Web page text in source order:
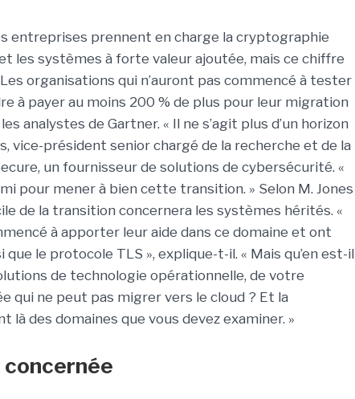
entreprises prennent en charge la cryptographie
les systèmes à forte valeur ajoutée, mais ce chiffre
organisations qui n’auront pas commencé à tester
à payer au moins 200 % de plus pour leur migration
analystes de Gartner.« Il ne s’agit plus d’un horizon
, vice-président senior chargé de la recherche et de la
un fournisseur de solutions de cybersécurité. «
pour mener à bien cette transition. » Selon M. Jones
de la transition concernera les systèmes hérités. «
à apporter leur aide dans ce domaine et ont
le protocole TLS », explique-t-il. « Mais qu’en est-il
de technologie opérationnelle, de votre
ne peut pas migrer vers le cloud ? Et la
là des domaines que vous devez examiner. »